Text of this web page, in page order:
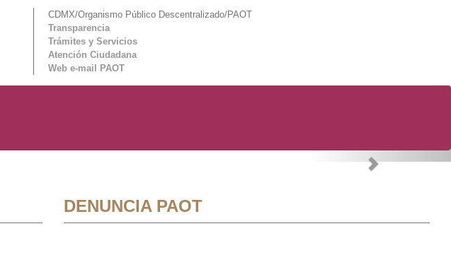
CDMX/Organismo Público Descentralizado/PAOT
Transparencia
Trámites y Servicios
Atención Ciudadana
Web e-mail PAOT
Next
DENUNCIA PAOT